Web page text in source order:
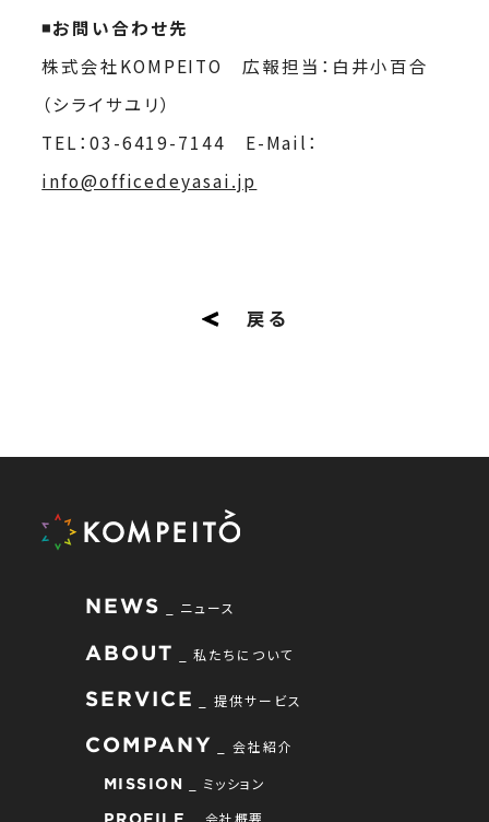
◾️お問い合わせ先
株式会社KOMPEITO 広報担当：白井小百合
（シライサユリ）
TEL：03-6419-7144 E-Mail：
info@officedeyasai.jp
戻る
NEWS ニュース
ABOUT 私たちについて
SERVICE 提供サービス
COMPANY 会社紹介
MISSION ミッション
PROFILE